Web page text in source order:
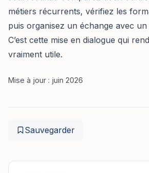
métiers récurrents, vérifiez les
puis organisez un échange avec
C’est cette mise en dialogue qui
vraiment utile.
Mise à jour : juin 2026
Sauvegarder